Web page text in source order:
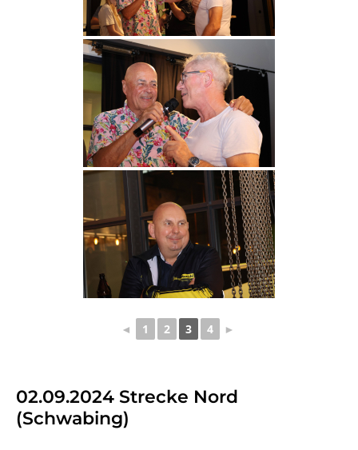
◄ 1 2 3 4 ►
02.09.2024 Strecke Nord
(Schwabing)